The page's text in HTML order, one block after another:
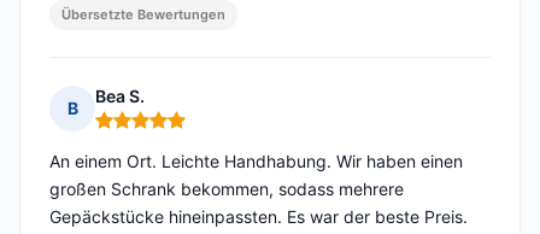
Übersetzte Bewertungen
B
Bea S.
Hinweis: 5 von 5
An einem Ort. Leichte Handhabung. Wir haben einen
großen Schrank bekommen, sodass mehrere
Gepäckstücke hineinpassten. Es war der beste Preis.